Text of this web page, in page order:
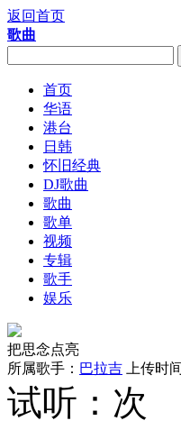
返回首页
歌曲
首页
华语
港台
日韩
怀旧经典
DJ歌曲
歌曲
歌单
视频
专辑
歌手
娱乐
把思念点亮
所属歌手： 巴拉吉 上传时
试听： 次